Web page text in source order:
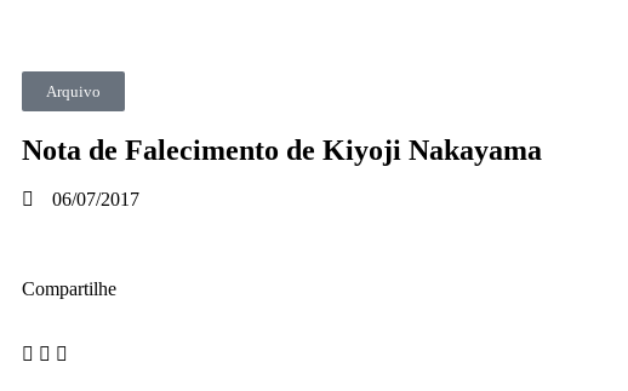
Arquivo
Nota de Falecimento de Kiyoji Nakayama
06/07/2017
Compartilhe